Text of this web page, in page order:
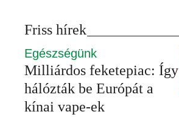
Friss hírek
Egészségünk
Milliárdos feketepiac: Így
hálózták be Európát a
kínai vape-ek